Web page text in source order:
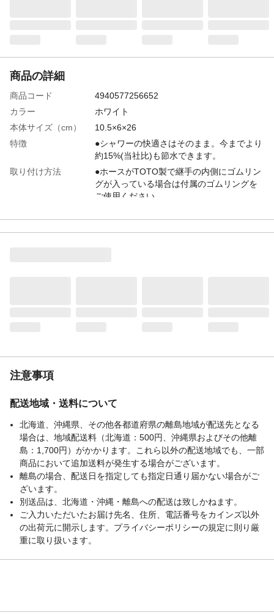
商品の詳細
商品コード
4940577256652
カラー
ホワイト
本体サイズ（cm）
10.5×6×26
特徴
●シャワーの快適さはそのまま。今までより
約15%(当社比)も節水できます。
取り付け方法
●ホースがTOTO製で継手の内側にゴムリン
グが入っている場合は付属のゴムリングを
ご使用ください。
角度調整
使用温度
取替対象品
TOTO、KVK、MYM、カクダイ、SAN-
EI,LIXIL(INAX)
取付対象
TOTO、KVK、MYM、カクダイ、SAN-
EI,LIXIL(INAX)
重量
適合メーカー
TOTO、カクダイ、SAN-EI
注意事項
配送地域・送料について
北海道、沖縄県、その他各都道府県の離島地域が配送先となる
場合は、地域配送料（北海道：500円、沖縄県およびその他離
島：1,700円）がかかります。これら以外の配送地域でも、一部
商品において追加送料が発生する場合がございます。
離島の場合、配送日を指定しても指定日通り届かない場合がご
ざいます。
別送品は、北海道・沖縄・離島への配送は致しかねます。
ご入力いただいたお届け先名、住所、電話番号をカインズ以外
の出荷元に開示します。プライバシーポリシーの規定に則り厳
重に取り扱います。